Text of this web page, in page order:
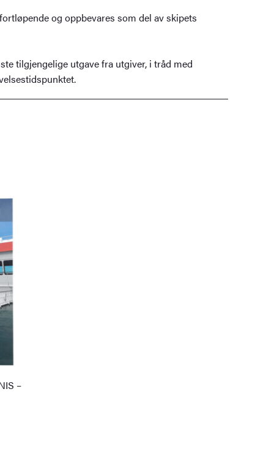
og oppbevares som del av skipets
tilgjengelige utgave fra utgiver, i tråd med
–